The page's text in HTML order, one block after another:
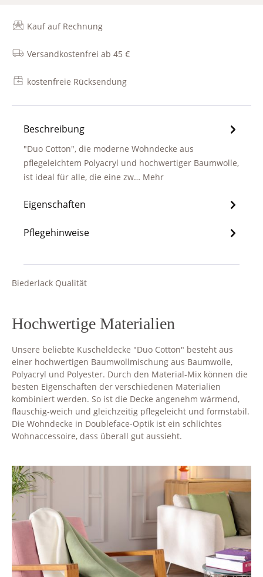
Kauf auf Rechnung
Versandkostenfrei ab 45 €
kostenfreie Rücksendung
Beschreibung
"Duo Cotton", die moderne Wohndecke aus
pflegeleichtem Polyacryl und hochwertiger Baumwolle,
ist ideal für alle, die eine zw… Mehr
Eigenschaften
Pflegehinweise
Biederlack Qualität
Hochwertige Materialien
Unsere beliebte Kuscheldecke "Duo Cotton" besteht aus
einer hochwertigen Baumwollmischung aus Baumwolle,
Polyacryl und Polyester. Durch den Material-Mix können die
besten Eigenschaften der verschiedenen Materialien
kombiniert werden. So ist die Decke angenehm wärmend,
flauschig-weich und gleichzeitig pflegeleicht und formstabil.
Die Wohndecke in Doubleface-Optik ist ein schlichtes
Wohnaccessoire, dass überall gut aussieht.